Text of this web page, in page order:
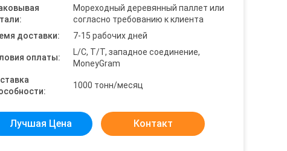
Мореходный деревянный паллет или
согласно требованию к клиента
доставки:
7-15 рабочих дней
оплаты:
L/C, T/T, западное соединение,
MoneyGram
1000 тонн/месяц
Лучшая Цена Контакт